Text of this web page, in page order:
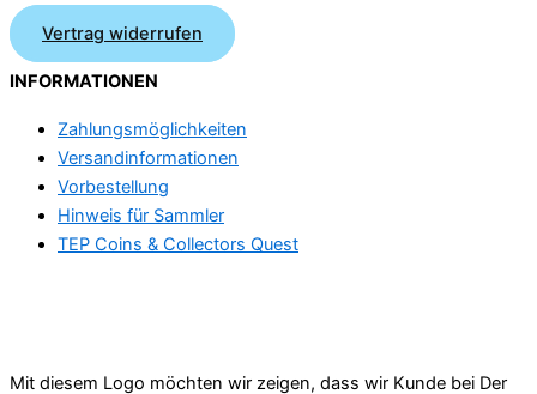
Vertrag widerrufen
INFORMATIONEN
Zahlungsmöglichkeiten
Versandinformationen
Vorbestellung
Hinweis für Sammler
TEP Coins & Collectors Quest
Mit diesem Logo möchten wir zeigen, dass wir Kunde bei Der